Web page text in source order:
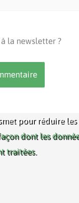
la newsletter ?
pour réduire les
dont les
traitées.